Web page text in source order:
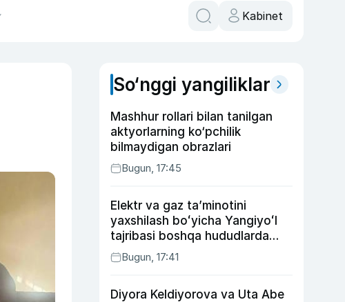
Kabinet
So‘nggi yangiliklar
Mashhur rollari bilan tanilgan
aktyorlarning ko‘pchilik
bilmaydigan obrazlari
Bugun, 17:45
Elektr va gaz taʼminotini
yaxshilash boʻyicha Yangiyoʻl
tajribasi boshqa hududlarda
ham joriy etiladi
Bugun, 17:41
Diyora Keldiyorova va Uta Abe